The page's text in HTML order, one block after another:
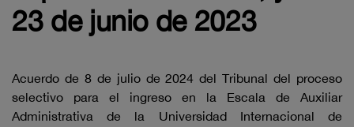
23 de junio de 2023
Acuerdo de 8 de julio de 2024 del Tribunal del proceso
selectivo para el ingreso en la Escala de Auxiliar
Administrativa de la Universidad Internacional de